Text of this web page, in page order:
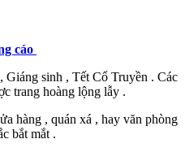
cáo
sinh , Tết Cổ Truyền . Các
trang hoàng lộng lẫy .
hàng , quán xá , hay văn phòng
bắt mắt .